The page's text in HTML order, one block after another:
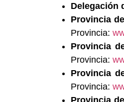
Delegación
Provincia
Provincia:
Provincia
Provincia:
Provincia
Provincia:
Provincia